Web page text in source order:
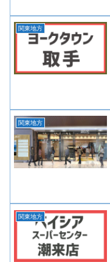
関東地方
関東地方
関東地方